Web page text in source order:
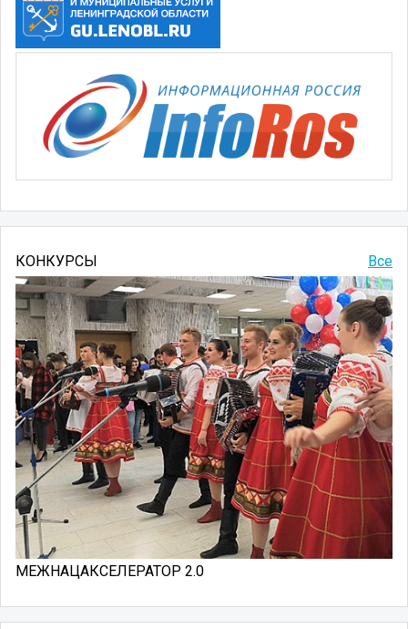
Все
КОНКУРСЫ
МЕЖНАЦАКСЕЛЕРАТОР 2.0